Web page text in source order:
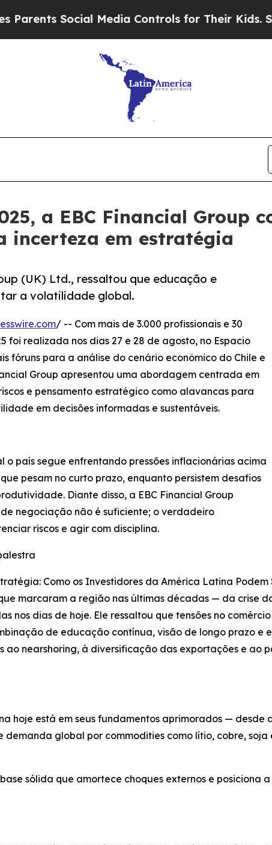
Social Media Controls for Their Kids. Should the
a EBC Financial Group
incerteza em estratégia
(UK) Ltd., ressaltou que educação e
a volatilidade global.
/ -- Com mais de 3.000 profissionais e 30
foi realizada nos dias 27 e 28 de agosto, no Espacio
fóruns para a análise do cenário econômico do Chile e
Group apresentou uma abordagem centrada em
e pensamento estratégico como alavancas para
em decisões informadas e sustentáveis.
o país segue enfrentando pressões inflacionárias acima
pesam no curto prazo, enquanto persistem desafios
Diante disso, a EBC Financial Group
negociação não é suficiente; o verdadeiro
riscos e agir com disciplina.
Como os Investidores da América Latina
marcaram a região nas últimas décadas — da crise
nos dias de hoje. Ele ressaltou que tensões no
de educação contínua, visão de longo prazo e
ao nearshoring, à diversificação das exportações e ao
hoje está em seus fundamentos aprimorados — desde
global por commodities como lítio, cobre, soja
sólida que amortece choques externos e